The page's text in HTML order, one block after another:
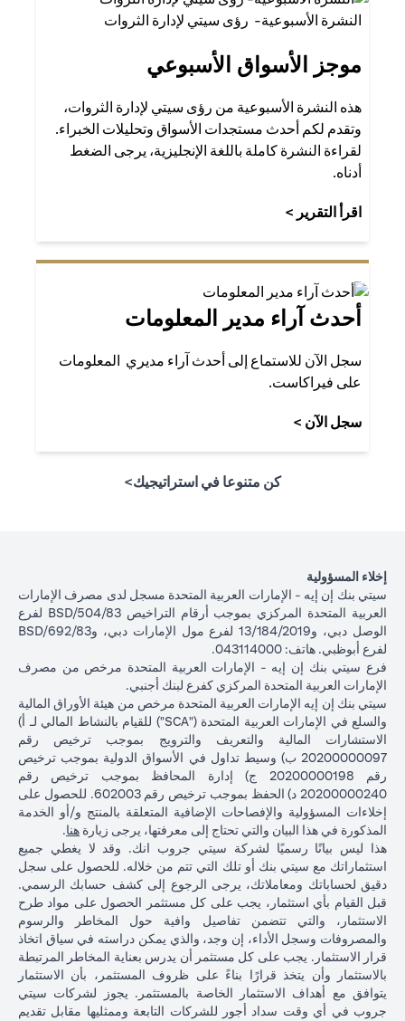
النشرة الأسبوعية- رؤى سيتي لإدارة الثروات
موجز الأسواق الأسبوعي
هذه النشرة الأسبوعية من رؤى سيتي لإدارة الثروات،
وتقدم لكم أحدث مستجدات الأسواق وتحليلات الخبراء.
لقراءة النشرة كاملة باللغة الإنجليزية، يرجى الضغط
أدناه.
اقرأ التقرير >
أحدث آراء مدير المعلومات
سجل الآن للاستماع إلى أحدث آراء مديري المعلومات
على فيراكاست.
سجل الآن >
كن متنوعا في استراتيجيك>
إخلاء المسؤولية
سيتي بنك إن إيه - الإمارات العربية المتحدة مسجل لدى مصرف الإمارات
العربية المتحدة المركزي بموجب أرقام التراخيص BSD/504/83 لفرع
الوصل دبي، و13/184/2019 لفرع مول الإمارات دبي، وBSD/692/83
لفرع أبوظبي. هاتف: 043114000.
فرع سيتي بنك إن إيه - الإمارات العربية المتحدة مرخص من مصرف
الإمارات العربية المتحدة المركزي كفرع لبنك أجنبي.
سيتي بنك إن إيه الإمارات العربية المتحدة مرخص من هيئة الأوراق المالية
والسلع في الإمارات العربية المتحدة ("SCA") للقيام بالنشاط المالي لـ أ)
الاستشارات المالية والتعريف والترويج بموجب ترخيص رقم
20200000097 ب) وسيط تداول في الأسواق الدولية بموجب ترخيص
رقم 20200000198 ج) إدارة المحافظ بموجب ترخيص رقم
20200000240 د) الحفظ بموجب ترخيص رقم 602003. للحصول على
إخلاءات المسؤولية والإفصاحات الإضافية المتعلقة بالمنتج و/أو الخدمة
المذكورة في هذا البيان والتي تحتاج إلى معرفتها، يرجى زيارة هنا.
هذا ليس بيانًا رسميًا لشركة سيتي جروب انك. وقد لا يغطي جميع
استثماراتك مع سيتي بنك أو تلك التي تتم من خلاله. للحصول على سجل
دقيق لحساباتك ومعاملاتك، يرجى الرجوع إلى كشف حسابك الرسمي.
قبل القيام بأي استثمار، يجب على كل مستثمر الحصول على مواد طرح
الاستثمار، والتي تتضمن تفاصيل وافية حول المخاطر والرسوم
والمصروفات وسجل الأداء، إن وجد، والذي يمكن دراسته في سياق اتخاذ
قرار الاستثمار. يجب على كل مستثمر أن يدرس بعناية المخاطر المرتبطة
بالاستثمار وأن يتخذ قرارًا بناءً على ظروف المستثمر، بأن الاستثمار
يتوافق مع أهداف الاستثمار الخاصة بالمستثمر. يجوز لشركات سيتي
جروب في أي وقت سداد أجور للشركات التابعة وممثليها مقابل تقديم